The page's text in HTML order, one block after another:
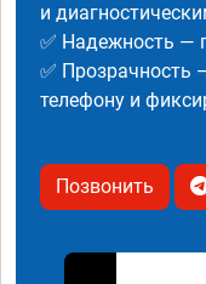
и
✅ Надежность —
✅ Прозрачность
телефону и
Позвонить